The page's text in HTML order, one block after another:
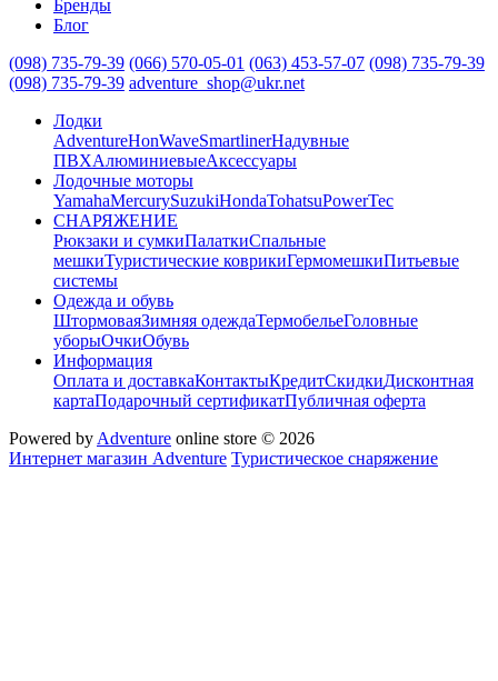
Бренды
Блог
(098) 735-79-39 (066) 570-05-01 (063) 453-57-07 (098) 735-79-39
(098) 735-79-39 adventure_shop@ukr.net
Лодки
AdventureHonWaveSmartlinerНадувные
ПВХАлюминиевыеАксессуары
Лодочные моторы
YamahaMercurySuzukiHondaTohatsuPowerTec
СНАРЯЖЕНИЕ
Рюкзаки и сумкиПалаткиСпальные
мешкиТуристические коврикиГермомешкиПитьевые
системы
Одежда и обувь
ШтормоваяЗимняя одеждаТермобельеГоловные
уборыОчкиОбувь
Информация
Оплата и доставкаКонтактыКредитСкидкиДисконтная
картаПодарочный сертификатПубличная оферта
Powered by Adventure online store © 2026
Интернет магазин Adventure Туристическое снаряжение